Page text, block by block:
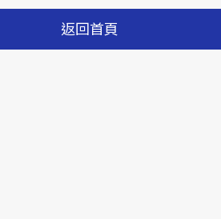
返回首頁